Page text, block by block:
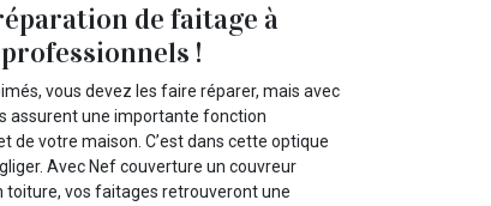
de faitage à
!
vous devez les faire réparer, mais avec
assurent une importante fonction
de votre maison. C’est dans cette optique
Avec Nef couverture un couvreur
vos faitages retrouveront une